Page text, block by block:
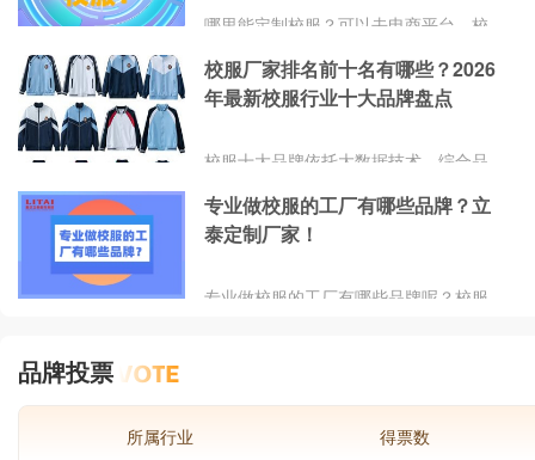
其优秀的设计、优质的面料供应、完善
赖的品牌。
哪里能定制校服？可以去电商平台、校
说家长购买几件校服可以去专卖店或者
电商平台，学校都是直接找校服厂家进
找到校服厂家吧！
校服厂家排名前十名有哪些？2026
年最新校服行业十大品牌盘点
校服十大品牌依托大数据技术，综合品
票等近百项指标评选出了2026年校服十
大品牌排行榜。校服十大品牌榜单可供
实的用户数据推荐口碑最好的校服品
专业做校服的工厂有哪些品牌？立
泰定制厂家！
专业做校服的工厂有哪些品牌呢？校服
校服的工厂，并揭秘重庆立泰服饰集团
品牌投票
所属行业 得票数